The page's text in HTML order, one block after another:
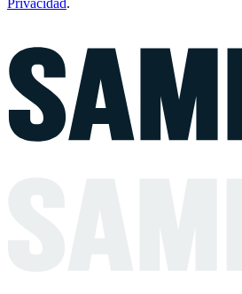
Privacidad.